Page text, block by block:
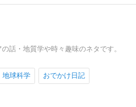
話・地質学や時々趣味のネタです。
地球科学 おでかけ日記